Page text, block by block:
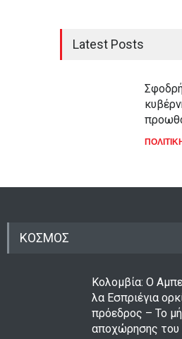
Latest Posts
ΚΟΣΜΟΣ
Κολομβία: Ο
λα Εσπριέγια
πρόεδρος – Το
αποχώρησης του